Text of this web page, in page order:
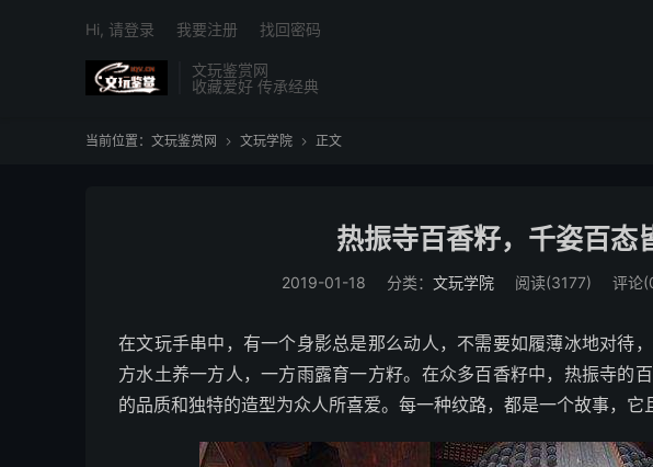
文玩鉴赏网
收藏爱好 传承经典
Hi, 请登录 我要注册 找回密码
当前位置： 文玩鉴赏网  文玩学院  正文
热振寺百香籽，千姿百态
2019-01-18 分类： 文玩学院 阅读(3177) 评论
在文玩手串中，有一个身影总是那么动人，不需要如履薄冰地对待
方水土养一方人，一方雨露育一方籽。在众多百香籽中，热振寺的
的品质和独特的造型为众人所喜爱。每一种纹路，都是一个故事，它